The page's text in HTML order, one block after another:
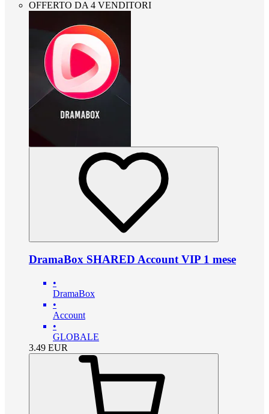
OFFERTO DA 4 VENDITORI
DramaBox SHARED Account VIP 1 mese
•
DramaBox
•
Account
•
GLOBALE
3.49 EUR